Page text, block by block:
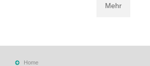
Mehr
Home